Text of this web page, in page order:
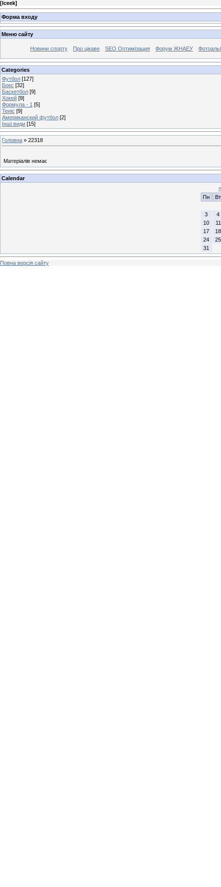
[Iceek]
Форма входу
Меню сайту
Новини спорту Про цікаве SEO Оптимізация Форум ЖНАЕУ
Categories
Футбол [127]
Бокс [32]
Баскетбол [9]
Хокей [9]
Формула - 1 [5]
Теніс [9]
Американский футбол [2]
Інші види [15]
Головна » 22318
Матеріалів немає
Calendar
«
Пн
Вт
3
4
10
11
17
18
24
25
31
Повна версія сайту